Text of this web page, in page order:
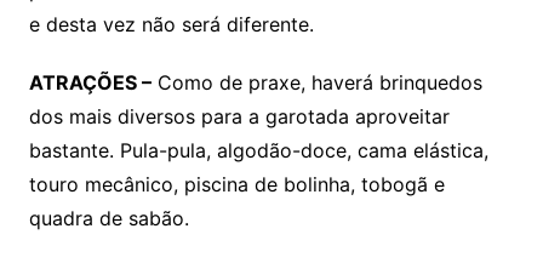
e desta vez não será diferente.
ATRAÇÕES –Como de praxe, haverá brinquedos
dos mais diversos para a garotada aproveitar
bastante. Pula-pula, algodão-doce, cama elástica,
touro mecânico, piscina de bolinha, tobogã e
quadra de sabão.